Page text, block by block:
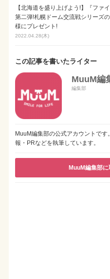
【北海道を盛り上げよう!】『ファ
第二弾!札幌ドーム交流戦シリーズ
様にプレゼント!
2022.04.28(木)
この記事を書いたライター
MuuM編
編集部
MuuM編集部の公式アカウントで
報・PRなどを執筆しています。
MuuM編集部